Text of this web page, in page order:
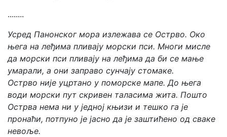
........
Усред Панонског мора излежава се Острво. Око
њега на леђима пливају морски пси. Многи мисле
да морски пси пливају на леђима да би се мање
умарали, а они заправо сунчају стомаке.
Острво није уцртано у поморске мапе. До њега
води морски пут скривен таласима жита. Пошто
Острва нема ни у једној књизи и тешко га је
пронаћи, потпуно је јасно да је заштићено од сваке
невоље.